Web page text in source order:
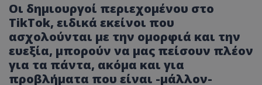
Oι δημιουργοί περιεχομένου στο
TikTok, ειδικά εκείνοι που
ασχολούνται με την ομορφιά και την
ευεξία, μπορούν να μας πείσουν πλέον
για τα πάντα, ακόμα και για
προβλήματα που είναι -μάλλον-